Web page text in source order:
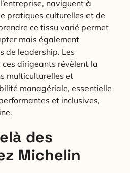
naviguent à
pratiques culturelles et de
ce tissu varié permet
mais également
de leadership. Les
dirigeants révèlent la
multiculturelles et
managériale, essentielle
et inclusives,
des
Michelin